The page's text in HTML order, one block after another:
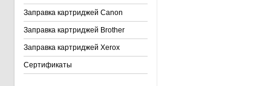
Заправка картриджей Canon
Заправка картриджей Brother
Заправка картриджей Xerox
Сертификаты